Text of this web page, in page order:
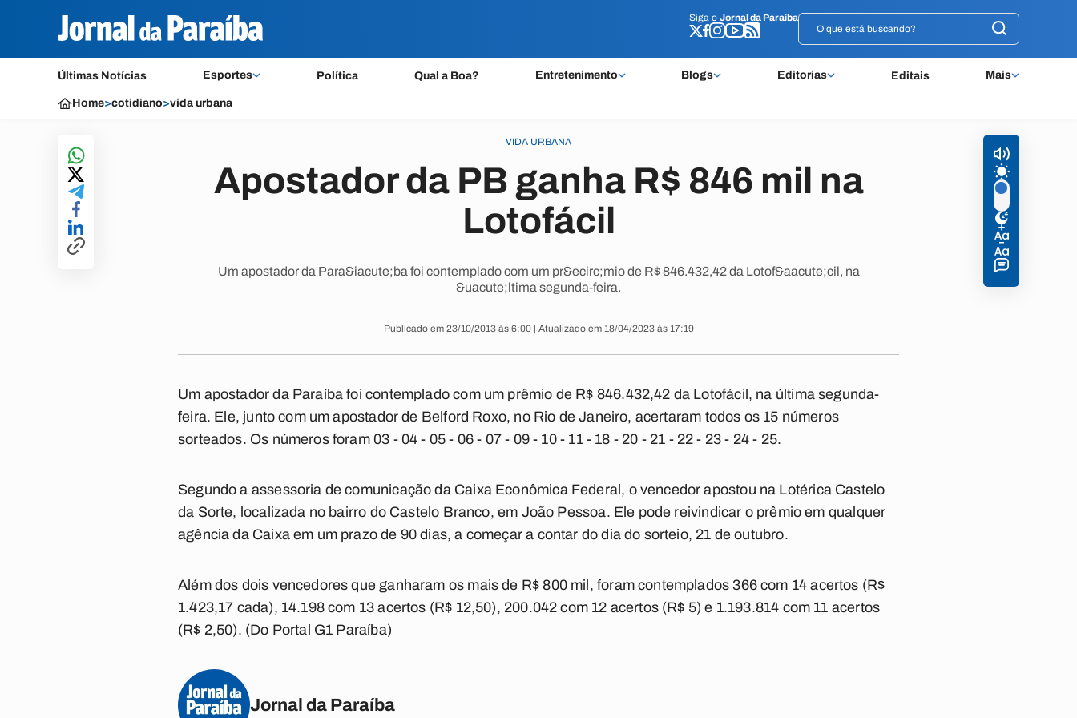
Siga o Jornal da Paraíba
Últimas Notícias Esportes Política Qual a Boa? Entretenimento Blogs Editorias Editais Mais
Siga o Jornal da Paraíba
Home>cotidiano>vida urbana
VIDA URBANA
Apostador da PB ganha R$ 846 mil na
Lotofácil
Um apostador da Para&iacute;ba foi contemplado com um pr&ecirc;mio de R$ 846.432,42 da Lotof&aacute;cil, na
&uacute;ltima segunda-feira.
Publicado em 23/10/2013 às 6:00 | Atualizado em 18/04/2023 às 17:19
Um apostador da Paraíba foi contemplado com um prêmio de R$ 846.432,42 da Lotofácil, na última segunda-
feira. Ele, junto com um apostador de Belford Roxo, no Rio de Janeiro, acertaram todos os 15 números
sorteados. Os números foram 03 - 04 - 05 - 06 - 07 - 09 - 10 - 11 - 18 - 20 - 21 - 22 - 23 - 24 - 25.
Segundo a assessoria de comunicação da Caixa Econômica Federal, o vencedor apostou na Lotérica Castelo
da Sorte, localizada no bairro do Castelo Branco, em João Pessoa. Ele pode reivindicar o prêmio em qualquer
agência da Caixa em um prazo de 90 dias, a começar a contar do dia do sorteio, 21 de outubro.
Além dos dois vencedores que ganharam os mais de R$ 800 mil, foram contemplados 366 com 14 acertos (R$
1.423,17 cada), 14.198 com 13 acertos (R$ 12,50), 200.042 com 12 acertos (R$ 5) e 1.193.814 com 11 acertos
(R$ 2,50). (Do Portal G1 Paraíba)
Jornal da Paraíba